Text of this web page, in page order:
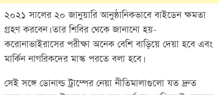
২০২১ সালের ২০ জানুয়ারি আনুষ্ঠানিকভাবে বাইডেন ক্ষমতা
গ্রহণ করবেন। তার শিবির থেকে জানানো হয়-
করোনাভাইরাসের পরীক্ষা অনেক বেশি বাড়িয়ে দেয়া হবে এবং
মার্কিন নাগরিকদের মাস্ক পরতে বলা হবে।
সেই সঙ্গে ডোনাল্ড ট্রাম্পের নেয়া নীতিমালাগুলো যত দ্রুত